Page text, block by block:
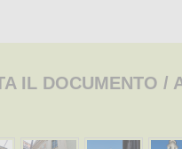
IL DOCUMENTO /